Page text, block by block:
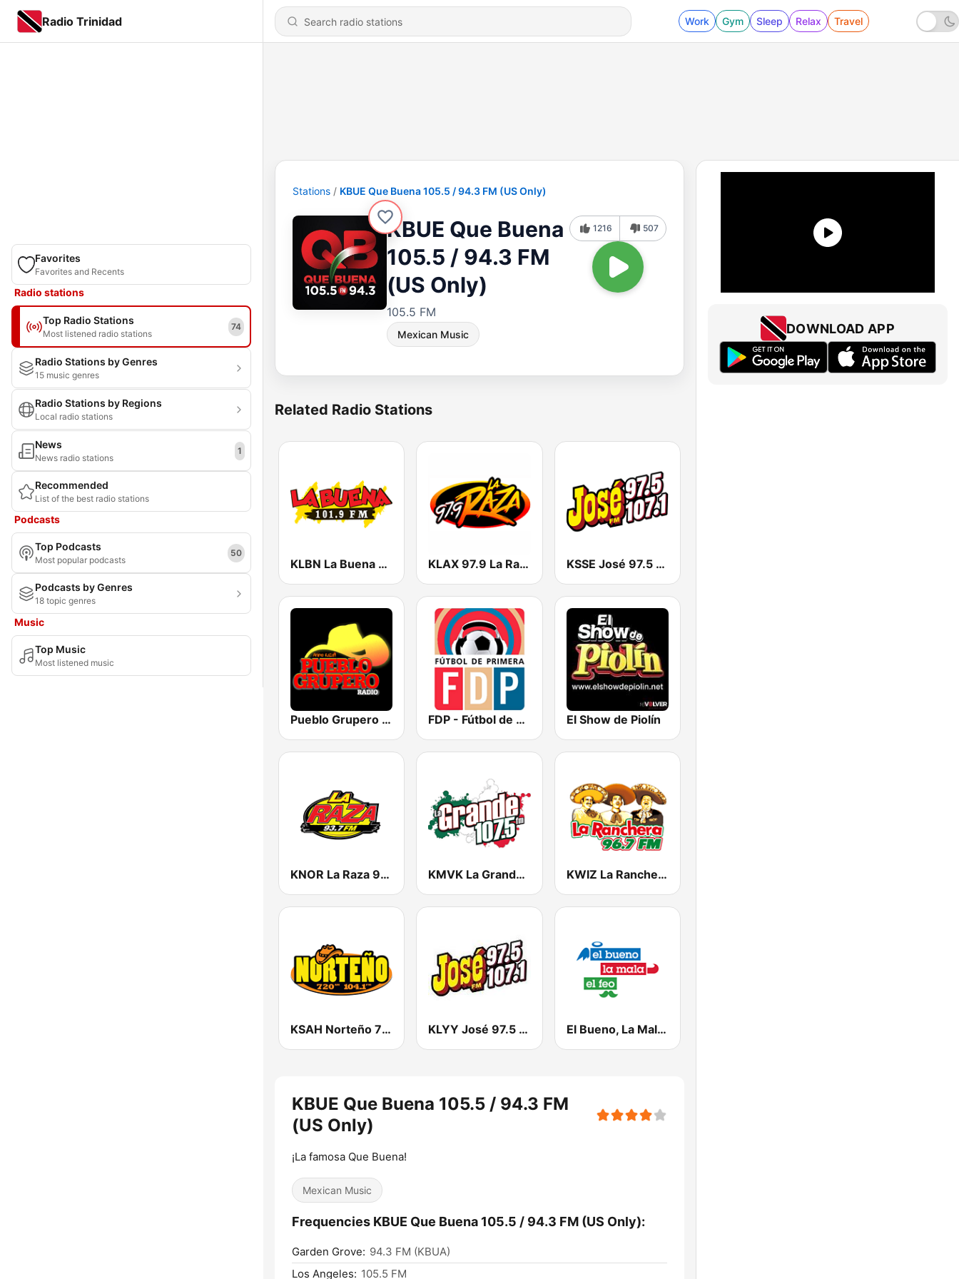
Radio Trinidad Work Gym Sleep Relax Travel
Favorites
Favorites and Recents
Radio stations
Top Radio Stations
Most listened radio stations
74
Radio Stations by Genres
15 music genres
Radio Stations by Regions
Local radio stations
News
News radio stations
1
Recommended
List of the best radio stations
Podcasts
Top Podcasts
Most popular podcasts
50
Podcasts by Genres
18 topic genres
Music
Top Music
Most listened music
Stations KBUE Que Buena 105.5 / 94.3 FM (US Only)
KBUE Que Buena
105.5 / 94.3 FM
(US Only)
105.5 FM
Mexican Music
1216 507
Related Radio Stations
KLBN La Buena 101.9 FM KLAX 97.9 La Raza FM KSSE José 97.5 y 107.1
Pueblo Grupero Radio FDP - Fútbol de Primera El Show de Piolín
KNOR La Raza 93.7 (US Only) KMVK La Grande 107.5 FM KWIZ La Ranchera 96.7 FM (US Only)
KSAH Norteño 720 y 104.1 KLYY José 97.5 y 107.1 El Bueno, La Mala y El Feo
KBUE Que Buena 105.5 / 94.3 FM
(US Only)
¡La famosa Que Buena!
Mexican Music
Frequencies KBUE Que Buena 105.5 / 94.3 FM (US Only):
Garden Grove: 94.3 FM (KBUA)
Los Angeles: 105.5 FM
DOWNLOAD APP